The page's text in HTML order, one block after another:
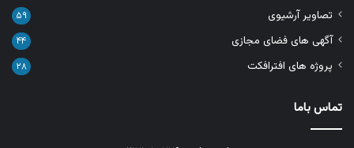
تصاویر آرشیوی ۵۹
آگهی های فضای مجازی ۴۴
پروژه های افترافکت ۲۸
تماس باما